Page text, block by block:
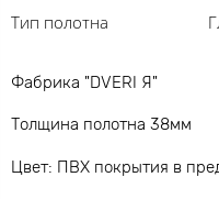
Тип полотна
Фабрика "DVERI Я"
Толщина полотна 38мм
Цвет: ПВХ покрытия в